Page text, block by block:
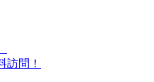
訪問！